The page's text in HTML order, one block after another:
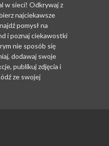
w sieci! Odkrywaj z
najciekawsze
pomysł na
i poznaj ciekawostki
nie sposób się
dodawaj swoje
publikuj zdjęcia i
ze swojej